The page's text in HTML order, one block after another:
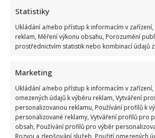
Statistiky
Ukládání a/nebo přístup k informacím v zařízení,
reklam, Měření výkonu obsahu, Porozumění
prostřednictvím statistik nebo kombinací údajů
Marketing
Ukládání a/nebo přístup k informacím v zařízení,
omezených údajů k výběru reklam, Vytváření
personalizovanou reklamu, Používání profilů k
personalizované reklamy, Vytváření profilů pro
obsah, Používání profilů pro výběr
Rozvoj a zlepšování služeb, Použití omezených